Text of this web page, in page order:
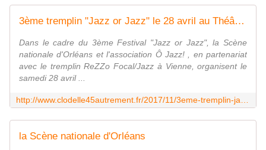
3ème tremplin "Jazz or Jazz" le 28 avril au Théâtre d' ORLEANS: Inscription avant le 15 février 2018 - VIVRE AUTREMENT VOS LOISIRS avec Clodelle
Dans le cadre du 3ème Festival "Jazz or Jazz", la Scène
nationale d'Orléans et l'association Ô Jazz! , en partenariat
avec le tremplin ReZZo Focal/Jazz à Vienne, organisent le
samedi 28 avril ...
la Scène nationale d'Orléans